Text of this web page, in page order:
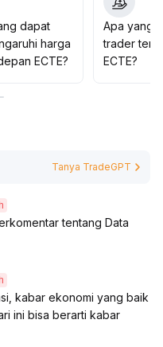
resistensi
up.
dalam pengelolaan
tidak menyebabkan
dapat
harga
ECTE?
Apa yang
trader
ECTE?
Tanya TradeGPT
tentang Data
kabar ekonomi yang baik
ini bisa berarti kabar